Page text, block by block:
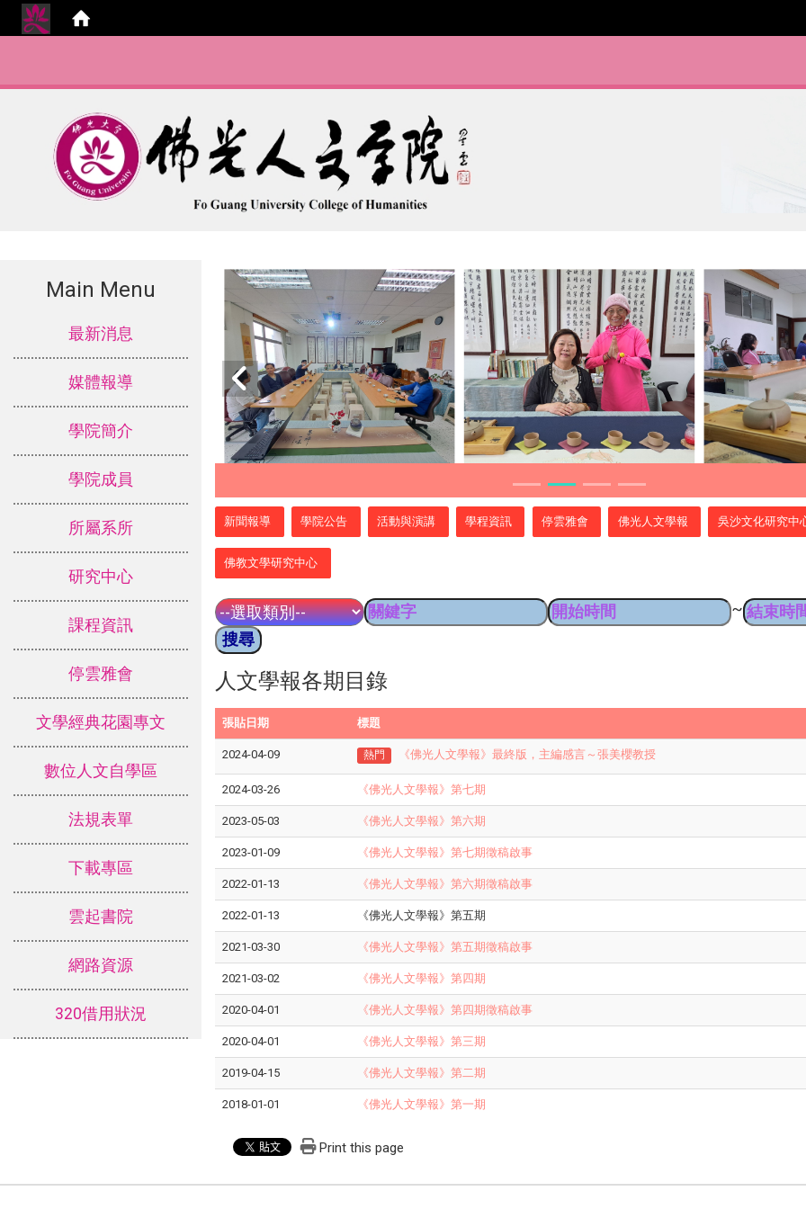
Main Menu
最新消息
媒體報導
學院簡介
學院成員
所屬系所
研究中心
課程資訊
停雲雅會
文學經典花園專文
數位人文自學區
法規表單
下載專區
雲起書院
網路資源
320借用狀況
新聞報導 學院公告 活動與演講 學程資訊 停雲雅會 佛光人文學報 吳沙文化研究中
佛教文學研究中心
~
人文學報各期目錄
張貼日期 標題
2024-04-09 熱門 《佛光人文學報》最終版，主編感言～張美櫻教授
2024-03-26 《佛光人文學報》第七期
2023-05-03 《佛光人文學報》第六期
2023-01-09 《佛光人文學報》第七期徵稿啟事
2022-01-13 《佛光人文學報》第六期徵稿啟事
2022-01-13 《佛光人文學報》第五期
2021-03-30 《佛光人文學報》第五期徵稿啟事
2021-03-02 《佛光人文學報》第四期
2020-04-01 《佛光人文學報》第四期徵稿啟事
2020-04-01 《佛光人文學報》第三期
2019-04-15 《佛光人文學報》第二期
2018-01-01 《佛光人文學報》第一期
Print this page